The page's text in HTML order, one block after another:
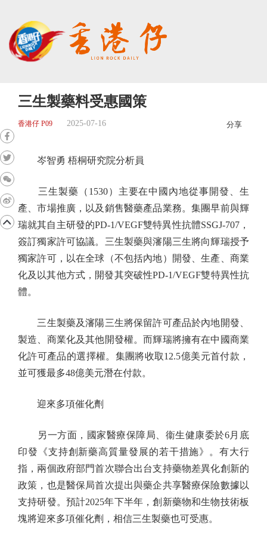
三生製藥料受惠國策
香港仔 P09 2025-07-16 分享
岑智勇 梧桐研究院分析員
三生製藥（1530）主要在中國內地從事開發、生
產、市場推廣，以及銷售醫藥產品業務。集團早前與輝
瑞就其自主研發的PD-1/VEGF雙特異性抗體SSGJ-707，
簽訂獨家許可協議。三生製藥與瀋陽三生將向輝瑞授予
獨家許可，以在全球（不包括內地）開發、生產、商業
化及以其他方式，開發其突破性PD-1/VEGF雙特異性抗
體。
三生製藥及瀋陽三生將保留許可產品於內地開發、
製造、商業化及其他開發權。而輝瑞將擁有在中國商業
化許可產品的選擇權。集團將收取12.5億美元首付款，
並可獲最多48億美元潛在付款。
迎來多項催化劑
另一方面，國家醫療保障局、衞生健康委於6月底
印發《支持創新藥高質量發展的若干措施》。有大行
指，兩個政府部門首次聯合出台支持藥物差異化創新的
政策，也是醫保局首次提出與藥企共享醫療保險數據以
支持研發。預計2025年下半年，創新藥物和生物技術板
塊將迎來多項催化劑，相信三生製藥也可受惠。